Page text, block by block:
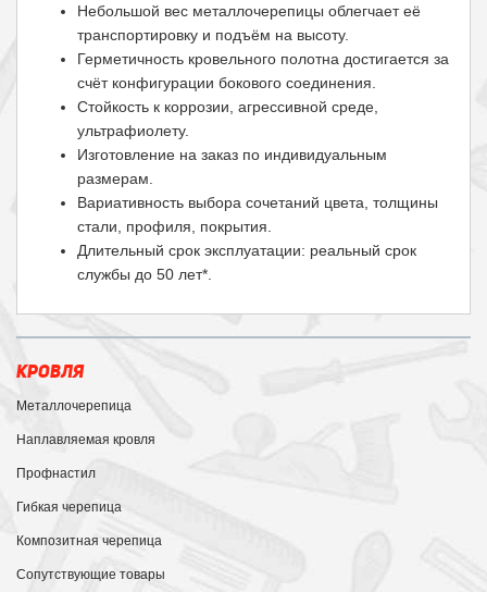
Небольшой вес металлочерепицы облегчает её
транспортировку и подъём на высоту.
Герметичность кровельного полотна достигается за
счёт конфигурации бокового соединения.
Стойкость к коррозии, агрессивной среде,
ультрафиолету.
Изготовление на заказ по индивидуальным
размерам.
Вариативность выбора сочетаний цвета, толщины
стали, профиля, покрытия.
Длительный срок эксплуатации: реальный срок
службы до 50 лет*.
КРОВЛЯ
Металлочерепица
Наплавляемая кровля
Профнастил
Гибкая черепица
Композитная черепица
Сопутствующие товары